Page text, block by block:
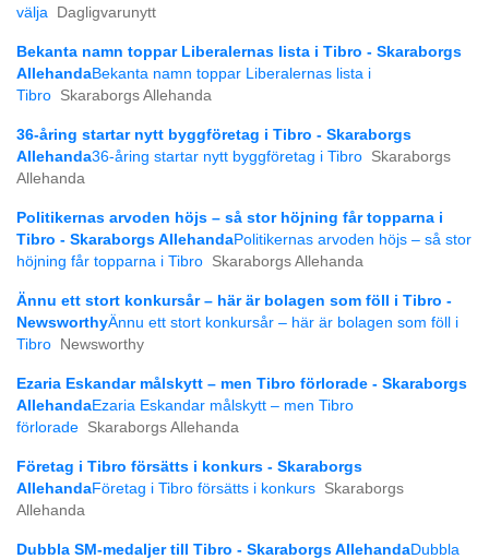
välja
Dagligvarunytt
Bekanta namn toppar Liberalernas lista i Tibro - Skaraborgs
AllehandaBekanta namn toppar Liberalernas lista i
Tibro Skaraborgs Allehanda
36-åring startar nytt byggföretag i Tibro - Skaraborgs
Allehanda36-åring startar nytt byggföretag i Tibro Skaraborgs
Allehanda
Politikernas arvoden höjs – så stor höjning får topparna i
Tibro - Skaraborgs AllehandaPolitikernas arvoden höjs – så stor
höjning får topparna i Tibro Skaraborgs Allehanda
Ännu ett stort konkursår – här är bolagen som föll i Tibro -
NewsworthyÄnnu ett stort konkursår – här är bolagen som föll i
Tibro
Newsworthy
Ezaria Eskandar målskytt – men Tibro förlorade - Skaraborgs
AllehandaEzaria Eskandar målskytt – men Tibro
förlorade Skaraborgs Allehanda
Företag i Tibro försätts i konkurs - Skaraborgs
AllehandaFöretag i Tibro försätts i konkurs Skaraborgs
Allehanda
Dubbla SM-medaljer till Tibro - Skaraborgs AllehandaDubbla